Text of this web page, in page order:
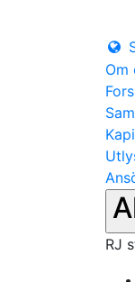
Om
RJ